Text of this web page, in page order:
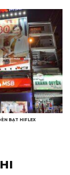
BẠT HIFLEX